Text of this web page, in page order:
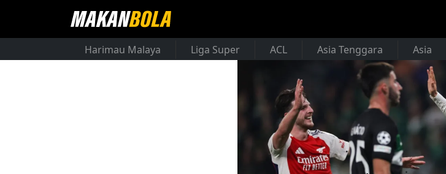
Harimau Malaya Liga Super ACL Asia Tenggara Asia